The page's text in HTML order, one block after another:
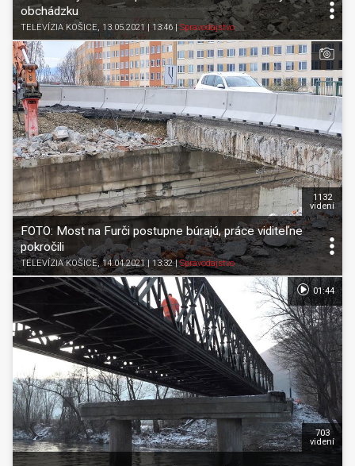
obchádzku
TELEVÍZIA KOŠICE, 13.05.2021 | 13:46 Spravodajstvo
FOTO: Most na Furči postupne búrajú, práce viditeľne
pokročili
TELEVÍZIA KOŠICE, 14.04.2021 | 13:32|Spravodajstvo
1132
videní
703
videní
01:44